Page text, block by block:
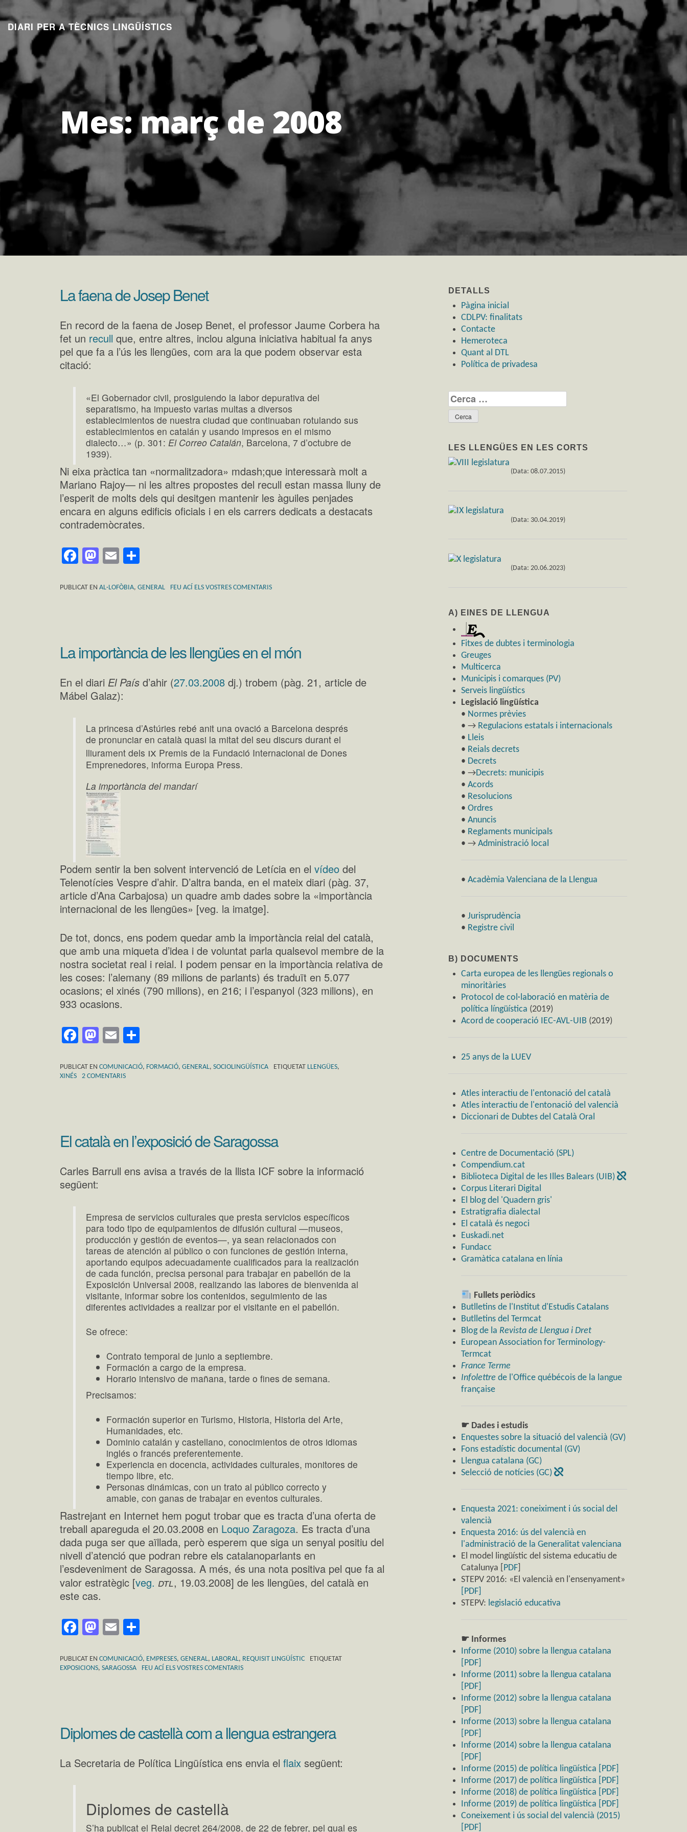
Aneu
al
contingut
DIARI PER A TÈCNICS LINGÜÍSTICS
Mes:març de 2008
La faena de Josep Benet
En record de la faena de Josep Benet, el professor Jaume Corbera ha
fet un recull que, entre altres, inclou alguna iniciativa habitual fa anys
pel que fa a l’ús les llengües, com ara la que podem observar esta
citació:
«El Gobernador civil, prosiguiendo la labor depurativa del
separatismo, ha impuesto varias multas a diversos
establecimientos de nuestra ciudad que continuaban rotulando sus
establecimientos en catalán y usando impresos en el mismo
dialecto…» (p. 301:El Correo Catalán, Barcelona, 7 d’octubre de
1939).
Ni eixa pràctica tan «normalitzadora» mdash;que interessarà molt a
Mariano Rajoy— ni les altres propostes del recull estan massa lluny de
l’esperit de molts dels qui desitgen mantenir les àguiles penjades
encara en alguns edificis oficials i en els carrers dedicats a destacats
contrademòcrates.
Facebook
Mastodon
Email
PUBLICAT EN AL·LOFÒBIA, GENERAL FEU ACÍ ELS VOSTRES COMENTARIS
La importància de les llengües en el món
En el diari El País d’ahir (27.03.2008 dj.) trobem (pàg. 21, article de
Mábel Galaz):
La princesa d’Astúries rebé anit una ovació a Barcelona després
de pronunciar en català quasi la mitat del seu discurs durant el
lliurament dels ix Premis de la Fundació Internacional de Dones
Emprenedores, informa Europa Press.
La importància del mandarí
Podem sentir la ben solvent intervenció de Letícia en el vídeo del
Telenotícies Vespre d’ahir. D’altra banda, en el mateix diari (pàg. 37,
article d’Ana Carbajosa) un quadre amb dades sobre la «importància
internacional de les llengües» [veg. la imatge].
De tot, doncs, ens podem quedar amb la importància reial del català,
que amb una miqueta d’idea i de voluntat parla qualsevol membre de la
nostra societat real i reial. I podem pensar en la importància relativa de
les coses: l’alemany (89 milions de parlants) és traduït en 5.077
ocasions; el xinés (790 milions), en 216; i l’espanyol (323 milions), en
933 ocasions.
Facebook
Mastodon
Email
PUBLICAT EN COMUNICACIÓ, FORMACIÓ, GENERAL, SOCIOLINGÜÍSTICA ETIQUETAT LLENGÜES,
XINÉS
2 COMENTARIS
El català en l’exposició de Saragossa
Carles Barrull ens avisa a través de la llista ICF sobre la informació
següent:
Empresa de servicios culturales que presta servicios específicos
para todo tipo de equipamientos de difusión cultural —museos,
producción y gestión de eventos—, ya sean relacionados con
tareas de atención al público o con funciones de gestión interna,
aportando equipos adecuadamente cualificados para la realización
de cada función, precisa personal para trabajar en pabellón de la
Exposición Universal 2008, realizando las labores de bienvenida al
visitante, informar sobre los contenidos, seguimiento de las
diferentes actividades a realizar por el visitante en el pabellón.
Se ofrece:
Contrato temporal de junio a septiembre.
Formación a cargo de la empresa.
Horario intensivo de mañana, tarde o fines de semana.
Precisamos:
Formación superior en Turismo, Historia, Historia del Arte,
Humanidades, etc.
Dominio catalán y castellano, conocimientos de otros idiomas
inglés o francés preferentemente.
Experiencia en docencia, actividades culturales, monitores de
tiempo libre, etc.
Personas dinámicas, con un trato al público correcto y
amable, con ganas de trabajar en eventos culturales.
Rastrejant en Internet hem pogut trobar que es tracta d’una oferta de
treball apareguda el 20.03.2008 en Loquo Zaragoza. Es tracta d’una
dada puga ser que aïllada, però esperem que siga un senyal positiu del
nivell d’atenció que podran rebre els catalanoparlants en
l’esdeveniment de Saragossa. A més, és una nota positiva pel que fa al
valor estratègic [veg. dtl, 19.03.2008] de les llengües, del català en
este cas.
Facebook
Mastodon
Email
PUBLICAT EN COMUNICACIÓ, EMPRESES, GENERAL, LABORAL, REQUISIT LINGÜÍSTIC
ETIQUETAT
EXPOSICIONS, SARAGOSSA FEU ACÍ ELS VOSTRES COMENTARIS
Diplomes de castellà com a llengua estrangera
La Secretaria de Política Lingüística ens envia el flaix següent:
Diplomes de castellà
S’ha publicat el Reial decret 264/2008, de 22 de febrer, pel qual es
DETALLS
Pàgina inicial
CDLPV: finalitats
Contacte
Hemeroteca
Quant al DTL
Política de privadesa
Cerca:
LES LLENGÜES EN LES CORTS
(Data: 08.07.2015)
(Data: 30.04.2019)
(Data: 20.06.2023)
A) EINES DE LLENGUA
Fitxes de dubtes i terminologia
Greuges
Multicerca
Municipis i comarques (PV)
Serveis lingüístics
Legislació lingüística
• Normes prèvies
• → Regulacions estatals i internacionals
• Lleis
• Reials decrets
• Decrets
• →Decrets: municipis
• Acords
• Resolucions
• Ordres
• Anuncis
• Reglaments municipals
• → Administració local
• Acadèmia Valenciana de la Llengua
• Jurisprudència
• Registre civil
B) DOCUMENTS
Carta europea de les llengües regionals o
minoritàries
Protocol de col·laboració en matèria de
política língüística (2019)
Acord de cooperació IEC-AVL-UIB (2019)
25 anys de la LUEV
Atles interactiu de l'entonació del català
Atles interactiu de l'entonació del valencià
Diccionari de Dubtes del Català Oral
Centre de Documentació (SPL)
Compendium.cat
Biblioteca Digital de les Illes Balears (UIB)
Corpus Literari Digital
El blog del 'Quadern gris'
Estratigrafia dialectal
El català és negoci
Euskadi.net
Fundacc
Gramàtica catalana en línia
Fullets periòdics
Butlletins de l'Institut d'Estudis Catalans
Butlletins del Termcat
Blog de la Revista de Llengua i Dret
European Association for Terminology-
Termcat
France Terme
Infolettre de l'Office québécois de la langue
française
☛ Dades i estudis
Enquestes sobre la situació del valencià (GV)
Fons estadístic documental (GV)
Llengua catalana (GC)
Selecció de notícies (GC)
Enquesta 2021: coneiximent i ús social del
valencià
Enquesta 2016: ús del valencià en
l'administració de la Generalitat valenciana
El model lingüístic del sistema educatiu de
Catalunya [
PDF
STEPV 2016: «El valencià en l'ensenyament»
[PDF]
STEPV: legislació educativa
☛ Informes
Informe (2010) sobre la llengua catalana
[PDF]
Informe (2011) sobre la llengua catalana
[PDF]
Informe (2012) sobre la llengua catalana
[PDF]
Informe (2013) sobre la llengua catalana
[PDF]
Informe (2014) sobre la llengua catalana
[PDF]
Informe (2015) de política lingüística [PDF]
Informe (2017) de política lingüística [PDF]
Informe (2018) de política lingüística [PDF]
Informe (2019) de política lingüística [PDF]
Coneixement i ús social del valencià (2015)
[PDF]